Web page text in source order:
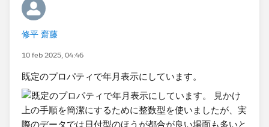
修平 齋藤
10 feb 2025, 04:46
既定のプロパティで年月表示にしています。